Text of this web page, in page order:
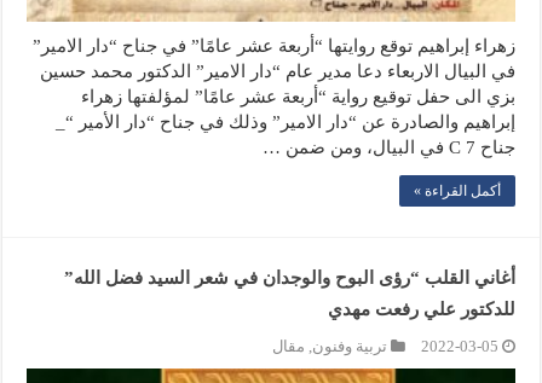
زهراء إبراهيم توقع روايتها “أربعة عشر عامًا” في جناح “دار الامير”
في البيال الاربعاء دعا مدير عام “دار الامير” الدكتور محمد حسين
بزي الى حفل توقيع رواية “أربعة عشر عامًا” لمؤلفتها زهراء
إبراهيم والصادرة عن “دار الامير” وذلك في جناح “دار الأمير “_
جناح C 7 في البيال، ومن ضمن …
أكمل القراءة »
أغاني القلب “رؤى البوح والوجدان في شعر السيد فضل الله”
للدكتور علي رفعت مهدي
2022-03-05 تربية وفنون, مقال